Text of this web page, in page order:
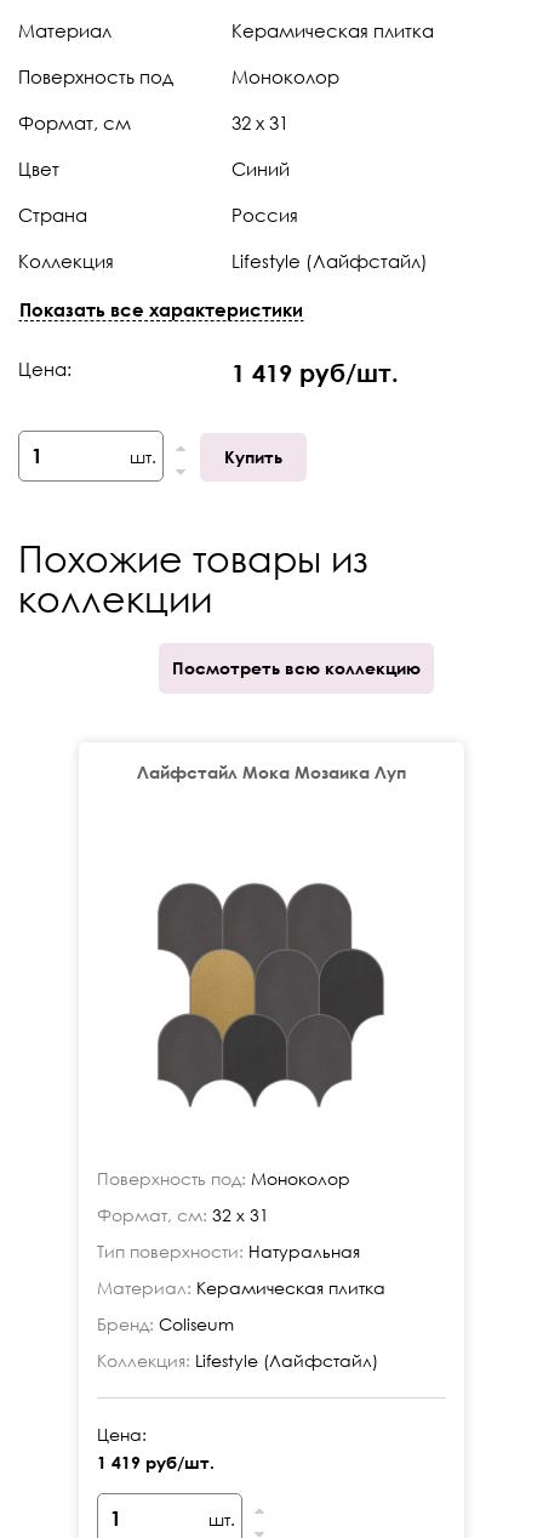
Материал Керамическая плитка
Поверхность под Моноколор
Формат, см 32 x 31
Цвет Синий
Страна Россия
Коллекция Lifestyle (Лайфстайл)
Штук в коробке 10
Край
Показать все характеристики
Цена: 1 419 руб/шт.
шт. Купить
Похожие товары из
коллекции
Посмотреть всю коллекцию
Лайфстайл Мока Мозаика Луп
Поверхность под: Моноколор
Формат, см: 32 x 31
Тип поверхности: Натуральная
Материал: Керамическая плитка
Бренд: Coliseum
Коллекция: Lifestyle (Лайфстайл)
Цена:
1 419 руб/шт.
шт.